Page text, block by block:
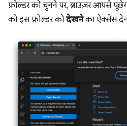
फ़ोल्डर को चुनने पर, ब्राउज़र आपसे
को इस फ़ोल्डर कोदेखनेका ऐक्सेस